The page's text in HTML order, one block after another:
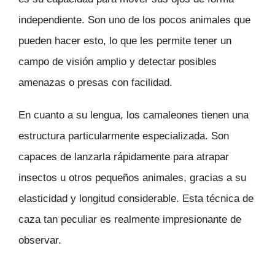
independiente. Son uno de los pocos animales que
pueden hacer esto, lo que les permite tener un
campo de visión amplio y detectar posibles
amenazas o presas con facilidad.
En cuanto a su lengua, los camaleones tienen una
estructura particularmente especializada. Son
capaces de lanzarla rápidamente para atrapar
insectos u otros pequeños animales, gracias a su
elasticidad y longitud considerable. Esta técnica de
caza tan peculiar es realmente impresionante de
observar.